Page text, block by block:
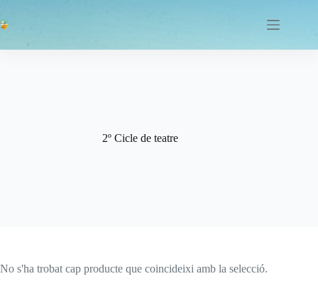
al
contingut
2º Cicle de teatre
No s'ha trobat cap producte que coincideixi amb la selecció.